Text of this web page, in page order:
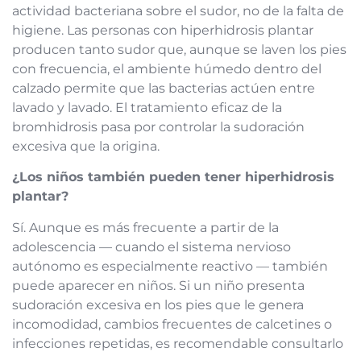
actividad bacteriana sobre el sudor, no de la falta de
higiene. Las personas con hiperhidrosis plantar
producen tanto sudor que, aunque se laven los pies
con frecuencia, el ambiente húmedo dentro del
calzado permite que las bacterias actúen entre
lavado y lavado. El tratamiento eficaz de la
bromhidrosis pasa por controlar la sudoración
excesiva que la origina.
¿Los niños también pueden tener hiperhidrosis
plantar?
Sí. Aunque es más frecuente a partir de la
adolescencia — cuando el sistema nervioso
autónomo es especialmente reactivo — también
puede aparecer en niños. Si un niño presenta
sudoración excesiva en los pies que le genera
incomodidad, cambios frecuentes de calcetines o
infecciones repetidas, es recomendable consultarlo